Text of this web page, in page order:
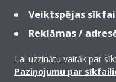
Juridiskais
Datu aizsardzības
Veiktspējas
Reklāmas /
Lai uzzinātu vairāk par
Paziņojumu par